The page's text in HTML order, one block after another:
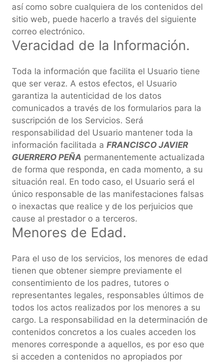
así como sobre cualquiera de los contenidos del
sitio web, puede hacerlo a través del siguiente
correo electrónico.
Veracidad de la Información.
Toda la información que facilita el Usuario tiene
que ser veraz. A estos efectos, el Usuario
garantiza la autenticidad de los datos
comunicados a través de los formularios para la
suscripción de los Servicios. Será
responsabilidad del Usuario mantener toda la
información facilitada a FRANCISCO JAVIER
GUERRERO PEÑA permanentemente actualizada
de forma que responda, en cada momento, a su
situación real. En todo caso, el Usuario será el
único responsable de las manifestaciones falsas
o inexactas que realice y de los perjuicios que
cause al prestador o a terceros.
Menores de Edad.
Para el uso de los servicios, los menores de edad
tienen que obtener siempre previamente el
consentimiento de los padres, tutores o
representantes legales, responsables últimos de
todos los actos realizados por los menores a su
cargo. La responsabilidad en la determinación de
contenidos concretos a los cuales acceden los
menores corresponde a aquellos, es por eso que
si acceden a contenidos no apropiados por